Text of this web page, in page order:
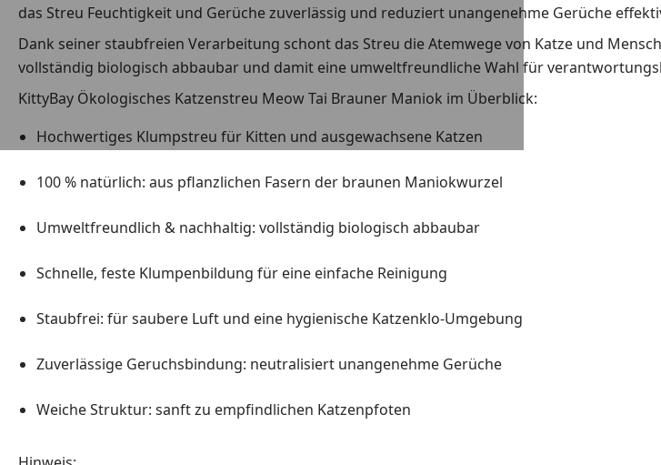
das Streu Feuchtigkeit und Gerüche zuverlässig und reduziert unangenehme Gerüche
Dank seiner staubfreien Verarbeitung schont das Streu die Atemwege von Katze und
vollständig biologisch abbaubar und damit eine umweltfreundliche Wahl für
KittyBay Ökologisches Katzenstreu Meow Tai Brauner Maniok im Überblick:
Hochwertiges Klumpstreu für Kitten und ausgewachsene Katzen
100 % natürlich: aus pflanzlichen Fasern der braunen Maniokwurzel
Umweltfreundlich & nachhaltig: vollständig biologisch abbaubar
Schnelle, feste Klumpenbildung für eine einfache Reinigung
Staubfrei: für saubere Luft und eine hygienische Katzenklo-Umgebung
Zuverlässige Geruchsbindung: neutralisiert unangenehme Gerüche
Weiche Struktur: sanft zu empfindlichen Katzenpfoten